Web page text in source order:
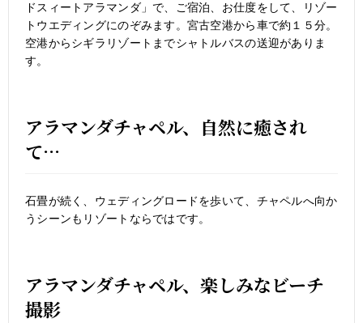
ドスィートアラマンダ」で、ご宿泊、お仕度をして、リゾー
トウエディングにのぞみます。宮古空港から車で約１５分。
空港からシギラリゾートまでシャトルバスの送迎がありま
す。
アラマンダチャペル、自然に癒され
て…
石畳が続く、ウェディングロードを歩いて、チャペルへ向か
うシーンもリゾートならではです。
アラマンダチャペル、楽しみなビーチ
撮影